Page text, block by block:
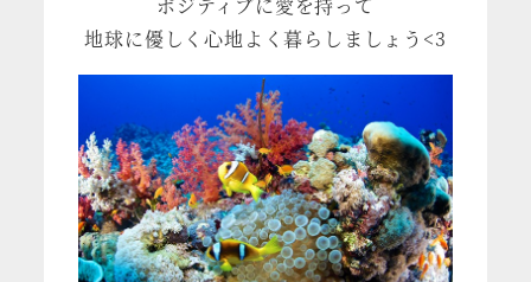
地球に優しく心地よく暮らしましょう<3